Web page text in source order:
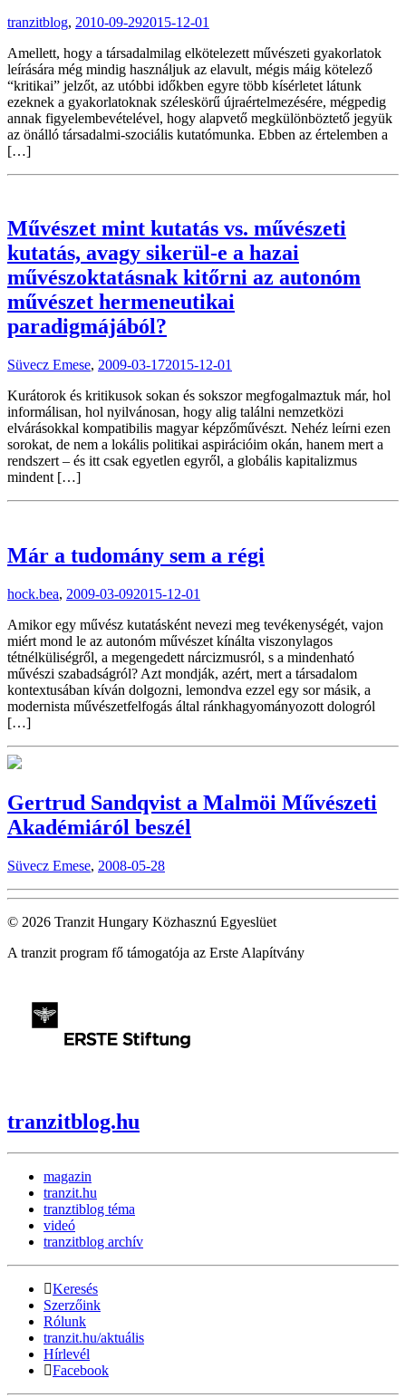
tranzitblog, 2010-09-292015-12-01
Amellett, hogy a társadalmilag elkötelezett művészeti gyakorlatok
leírására még mindig használjuk az elavult, mégis máig kötelező
“kritikai” jelzőt, az utóbbi időkben egyre több kísérletet látunk
ezeknek a gyakorlatoknak széleskörű újraértelmezésére, mégpedig
annak figyelembevételével, hogy alapvető megkülönböztető jegyük
az önálló társadalmi-szociális kutatómunka. Ebben az értelemben a
[…]
Művészet mint kutatás vs. művészeti
kutatás, avagy sikerül-e a hazai
művészoktatásnak kitőrni az autonóm
művészet hermeneutikai
paradigmájából?
Süvecz Emese, 2009-03-172015-12-01
Kurátorok és kritikusok sokan és sokszor megfogalmaztuk már, hol
informálisan, hol nyilvánosan, hogy alig találni nemzetközi
elvárásokkal kompatibilis magyar képzőművészt. Nehéz leírni ezen
sorokat, de nem a lokális politikai aspirációim okán, hanem mert a
rendszert – és itt csak egyetlen egyről, a globális kapitalizmus
mindent […]
Már a tudomány sem a régi
hock.bea, 2009-03-092015-12-01
Amikor egy művész kutatásként nevezi meg tevékenységét, vajon
miért mond le az autonóm művészet kínálta viszonylagos
tétnélküliségről, a megengedett nárcizmusról, s a mindenható
művészi szabadságról? Azt mondják, azért, mert a társadalom
kontextusában kíván dolgozni, lemondva ezzel egy sor másik, a
modernista művészetfelfogás által ránkhagyományozott dologról
[…]
Gertrud Sandqvist a Malmöi Művészeti
Akadémiáról beszél
Süvecz Emese, 2008-05-28
© 2026 Tranzit Hungary Közhasznú Egyeslüet
A tranzit program fő támogatója az Erste Alapítvány
tranzitblog.hu
magazin
tranzit.hu
tranztiblog téma
videó
tranzitblog archív
Keresés
Szerzőink
Rólunk
tranzit.hu/aktuális
Hírlevél
Facebook